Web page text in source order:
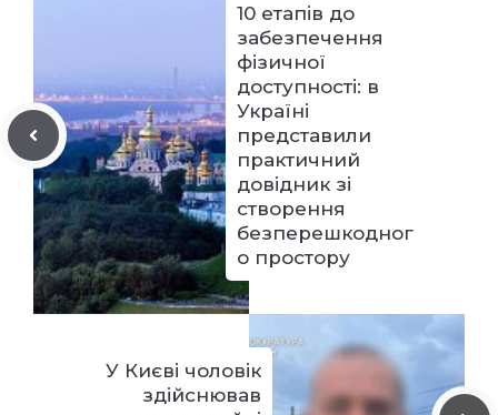
10 етапів до
забезпечення
фізичної
доступності: в
Україні
представили
практичний
довідник зі
створення
безперешкодног
о простору
У Києві чоловік
здійснював